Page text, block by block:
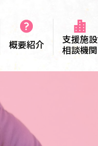
概要紹介
支援施設
相談機関